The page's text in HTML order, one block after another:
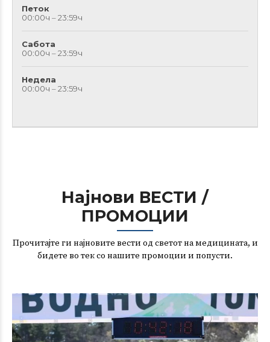
Петок
00:00ч – 23:59ч
Сабота
00:00ч – 23:59ч
Недела
00:00ч – 23:59ч
Најнови ВЕСТИ /
ПРОМОЦИИ
Прочитајте ги најновите вести од светот на медицината, и
бидете во тек со нашите промоции и попусти.